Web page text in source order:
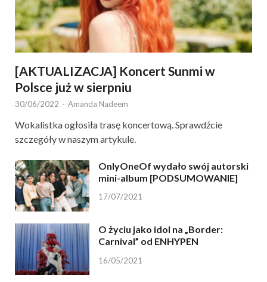
[AKTUALIZACJA] Koncert Sunmi w
Polsce już w sierpniu
30/06/2022 - Amanda Nadeem
Wokalistka ogłosiła trasę koncertową. Sprawdźcie
szczegóły w naszym artykule.
OnlyOneOf wydało swój autorski
mini-album [PODSUMOWANIE]
17/07/2021
O życiu jako idol na „Border:
Carnival” od ENHYPEN
16/05/2021